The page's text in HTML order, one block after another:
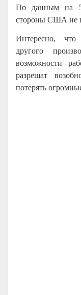
По данным на 5
стороны США не
Интересно, что
другого
возможности
разрешат
потерять